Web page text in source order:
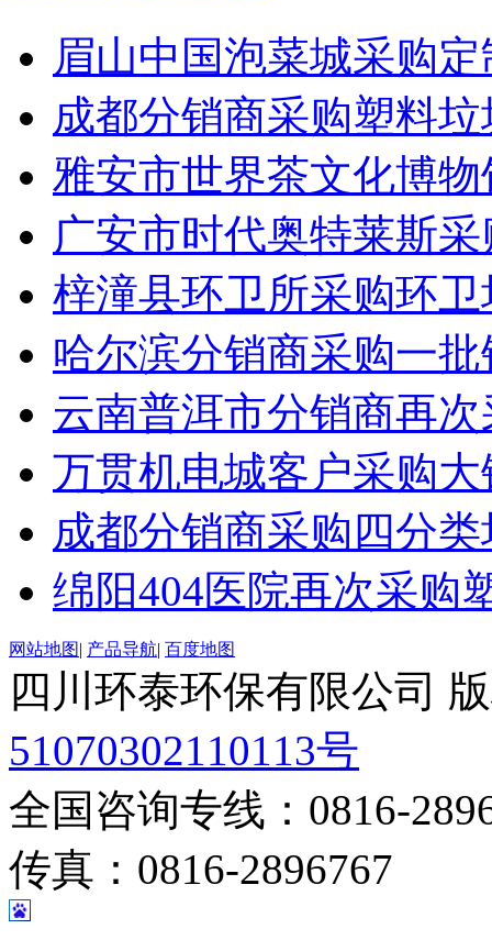
眉山中国泡菜城采购
成都分销商采购塑料
雅安市世界茶文化博
广安市时代奥特莱斯
梓潼县环卫所采购环
哈尔滨分销商采购一
云南普洱市分销商再
万贯机电城客户采购大
成都分销商采购四分
绵阳404医院再次采购
网站地图 产品导航 百度地图
四川环泰环保有限公司
51070302110113号
全国咨询专线：0816-
传真：0816-2896767